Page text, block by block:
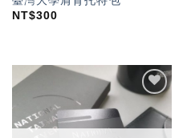
NT$300
加入
「願
望輕